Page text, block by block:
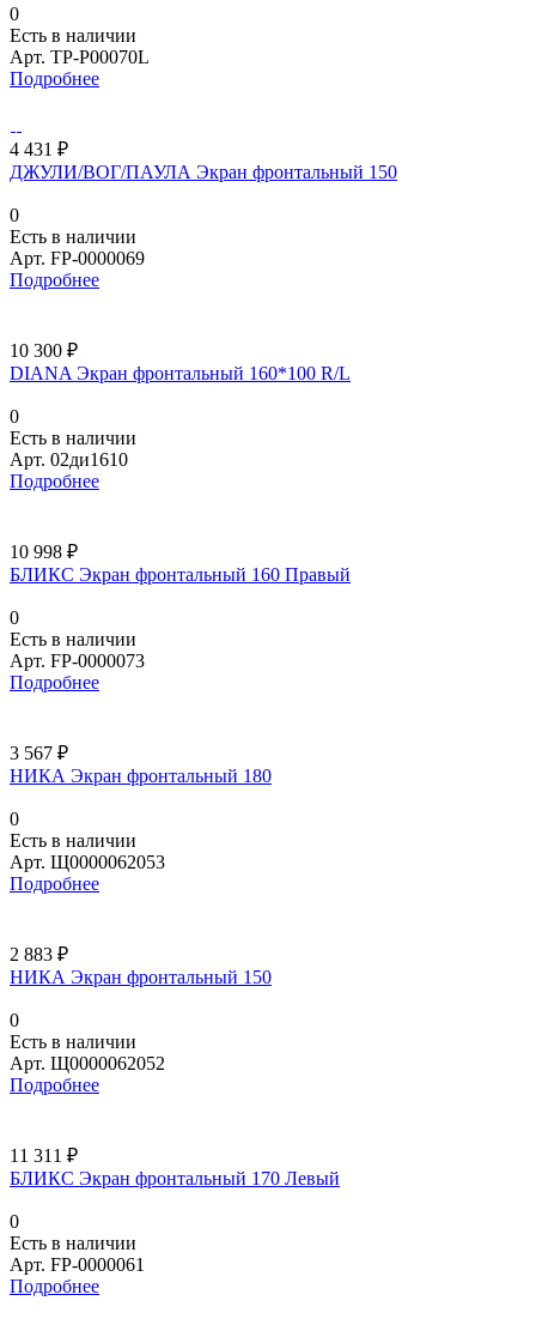
0
Есть в наличии
Арт. TP-P00070L
Подробнее
4 431 ₽
ДЖУЛИ/ВОГ/ПАУЛА Экран фронтальный 150
0
Есть в наличии
Арт. FP-0000069
Подробнее
10 300 ₽
DIANA Экран фронтальный 160*100 R/L
0
Есть в наличии
Арт. 02ди1610
Подробнее
10 998 ₽
БЛИКС Экран фронтальный 160 Правый
0
Есть в наличии
Арт. FP-0000073
Подробнее
3 567 ₽
НИКА Экран фронтальный 180
0
Есть в наличии
Арт. Щ0000062053
Подробнее
2 883 ₽
НИКА Экран фронтальный 150
0
Есть в наличии
Арт. Щ0000062052
Подробнее
11 311 ₽
БЛИКС Экран фронтальный 170 Левый
0
Есть в наличии
Арт. FP-0000061
Подробнее